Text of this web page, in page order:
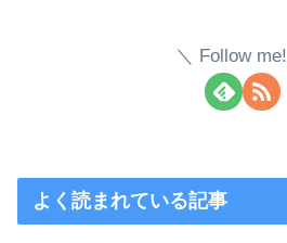
Follow me!
よく読まれている記事